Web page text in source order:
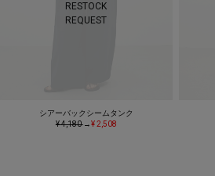
RESTOCK
REQUEST
シアーバックシームタンク
¥ 4,180→¥ 2,508